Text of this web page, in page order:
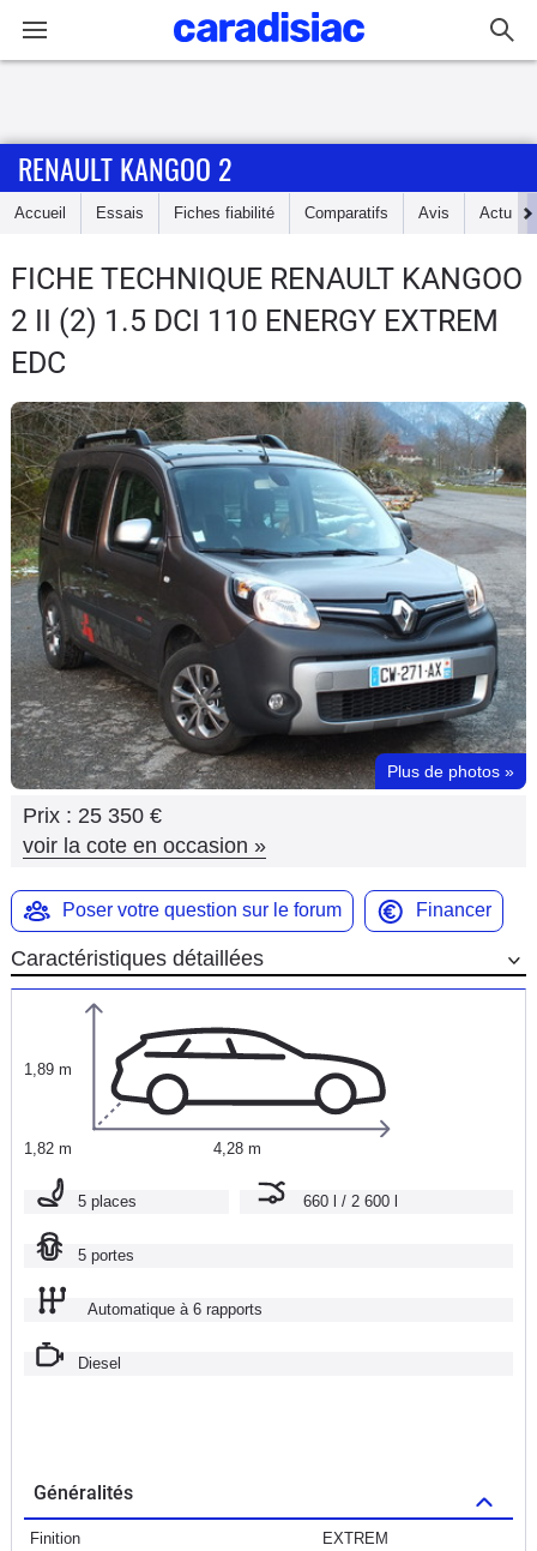
Accueil
Essais
Guide
d'achat
Electriques
Utilitaires
Flottes
Auto
Services
Forum
Moto
Marques
RENAULT KANGOO 2
Accueil Essais Fiches fiabilité Comparatifs Avis Actu
FICHE TECHNIQUE RENAULT KANGOO
2 II (2) 1.5 DCI 110 ENERGY EXTREM
EDC
Plus de photos »
Prix : 25 350 €
voir la cote en occasion »
Poser votre question sur le forum Financer
Caractéristiques détaillées
1,89 m
1,82 m 4,28 m
5 places 660 l / 2 600 l
5 portes
Automatique à 6 rapports
Diesel
Généralités
Finition EXTREM